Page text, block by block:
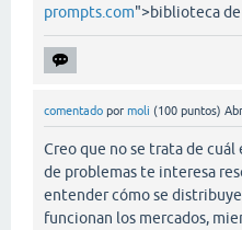
prompts.com">biblioteca
comentado por moli (100 puntos)
Creo que no se trata de cuál
de problemas te interesa
entender cómo se
funcionan los mercados,